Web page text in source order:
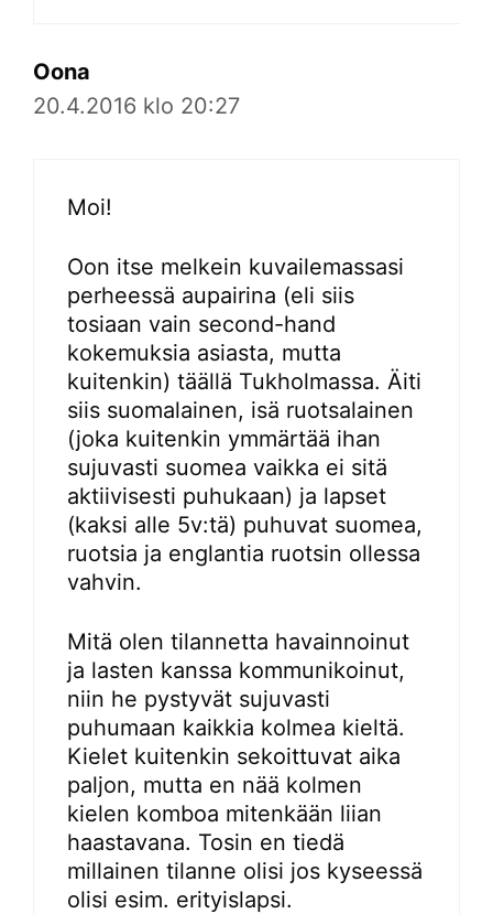
Oona
20.4.2016 klo 20:27
Moi!
Oon itse melkein kuvailemassasi
perheessä aupairina (eli siis
tosiaan vain second-hand
kokemuksia asiasta, mutta
kuitenkin) täällä Tukholmassa. Äiti
siis suomalainen, isä ruotsalainen
(joka kuitenkin ymmärtää ihan
sujuvasti suomea vaikka ei sitä
aktiivisesti puhukaan) ja lapset
(kaksi alle 5v:tä) puhuvat suomea,
ruotsia ja englantia ruotsin ollessa
vahvin.
Mitä olen tilannetta havainnoinut
ja lasten kanssa kommunikoinut,
niin he pystyvät sujuvasti
puhumaan kaikkia kolmea kieltä.
Kielet kuitenkin sekoittuvat aika
paljon, mutta en nää kolmen
kielen komboa mitenkään liian
haastavana. Tosin en tiedä
millainen tilanne olisi jos kyseessä
olisi esim. erityislapsi.